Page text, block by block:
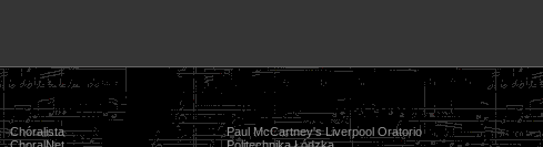
Chóralista
Paul McCartney's Liverpool Oratorio